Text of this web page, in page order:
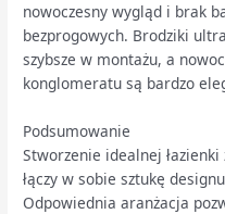
nowoczesny wygląd i brak
bezprogowych. Brodziki
szybsze w montażu, a
konglomeratu są bardzo
Podsumowanie
Stworzenie idealnej
łączy w sobie sztukę
Odpowiednia aranżacja